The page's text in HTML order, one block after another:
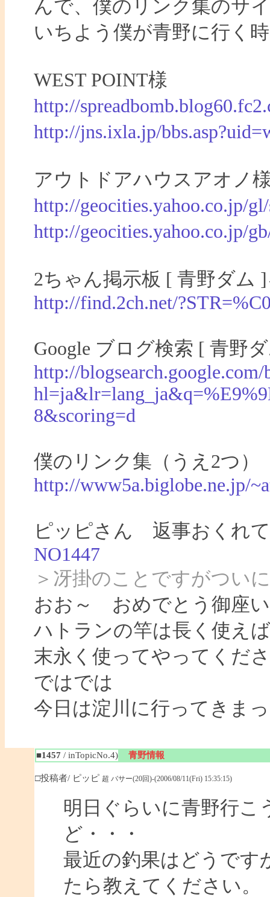
んで、僕のリンク集のサ
いちよう僕が青野に行く
WEST POINT様
http://
http://jns.ixla.jp/
アウトドアハウスアオノ
http://geocities.yahoo.co.jp/
http://geocities.yahoo.co.jp/
2ちゃん掲示板 [ 青野ダム
http://find.2ch.net/
Google ブログ検索 [ 青野
http://blogsearch.google.com/
8&scoring=d
僕のリンク集（うえ2つ）
http://www5a.biglobe.ne.jp/
ピッピさん 返事おくれ
NO1447
＞冴掛のことですがつい
おお～ おめでとう御座
ハトランの竿は長く使え
末永く使ってやってくだ
ではでは
今日は淀川に行ってきま
■1457 / inTopicNo.4) 青野情報
□投稿者/ ピッピ 超 バサー(20回)-(2006/08/11(Fri) 15:35:15)
明日ぐらいに青野行こ
ど・・・
最近の釣果はどうです
たら教えてください。